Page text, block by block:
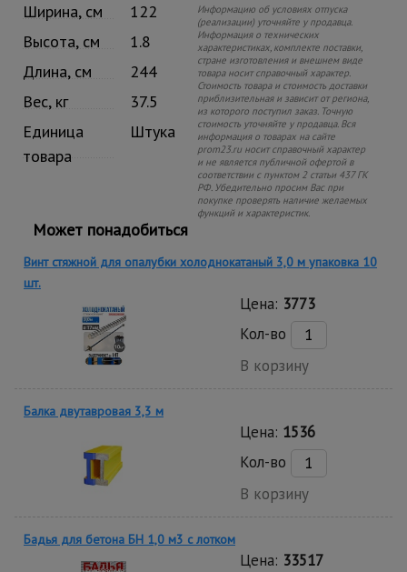
Ширина, см
122
Высота, см
1.8
Длина, см
244
Вес, кг
37.5
Единица
товара
Штука
Информацию об условиях отпуска
(реализации) уточняйте у продавца.
Информация о технических
характеристиках, комплекте поставки,
стране изготовления и внешнем виде
товара носит справочный характер.
Стоимость товара и стоимость доставки
приблизительная и зависит от региона,
из которого поступил заказ. Точную
стоимость уточняйте у продавца. Вся
информация о товарах на сайте
prom23.ru носит справочный характер
и не является публичной офертой в
соответствии с пунктом 2 статьи 437 ГК
РФ. Убедительно просим Вас при
покупке проверять наличие желаемых
функций и характеристик.
Может понадобиться
Винт стяжной для опалубки холоднокатаный 3,0 м упаковка 10
шт.
Цена: 3773
Кол-во
В корзину
Балка двутавровая 3,3 м
Цена: 1536
Кол-во
В корзину
Бадья для бетона БН 1,0 м3 c лотком
Цена: 33517